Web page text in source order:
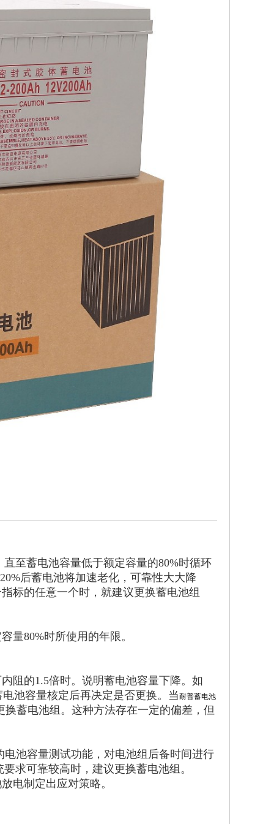
至蓄电池容量低于额定容量的80%时循环
后蓄电池将加速老化，可靠性大大降
标的任意一个时，就建议更换蓄电池组
量80%时所使用的年限。
阻的1.5倍时。说明蓄电池容量下降。如
池容量核定后再决定是否更换。当耐普蓄电池
蓄电池组。这种方法存在一定的偏差，但
池容量测试功能，对电池组后备时间进行
求可靠较高时，建议更换蓄电池组。
电制定出应对策略。